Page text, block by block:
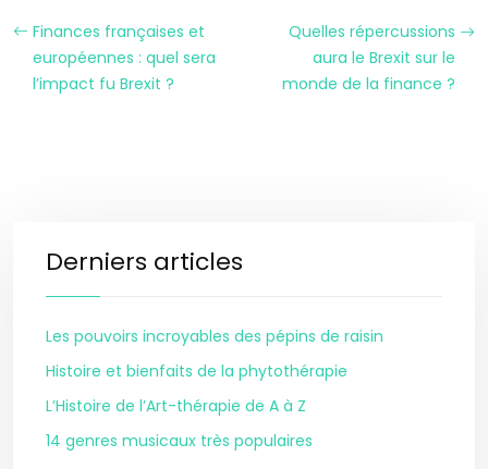
Finances françaises et
européennes : quel sera
l’impact fu Brexit ?
Quelles répercussions
aura le Brexit sur le
monde de la finance ?
Derniers articles
Les pouvoirs incroyables des pépins de raisin
Histoire et bienfaits de la phytothérapie
L’Histoire de l’Art-thérapie de A à Z
14 genres musicaux très populaires